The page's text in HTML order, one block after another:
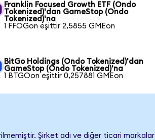
Franklin Focused Growth ETF (Ondo
Tokenized)'dan GameStop (Ondo
Tokenized)'na
1 FFOGon eşittir 2,5855 GMEon
BitGo Holdings (Ondo Tokenized)'dan
GameStop (Ondo Tokenized)'na
1 BTGOon eşittir 0,257881 GMEon
Şirket adı ve diğer ticari markalar